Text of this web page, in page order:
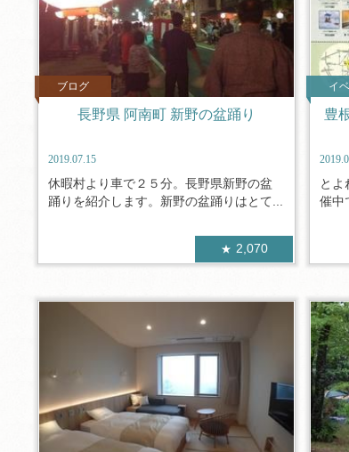
ブログ
長野県 阿南町 新野の盆踊り
2019.07.15
休暇村より車で２５分。長野県新野の盆
踊りを紹介します。新野の盆踊りはとて...
2,070
イ
豊
とよ
催中